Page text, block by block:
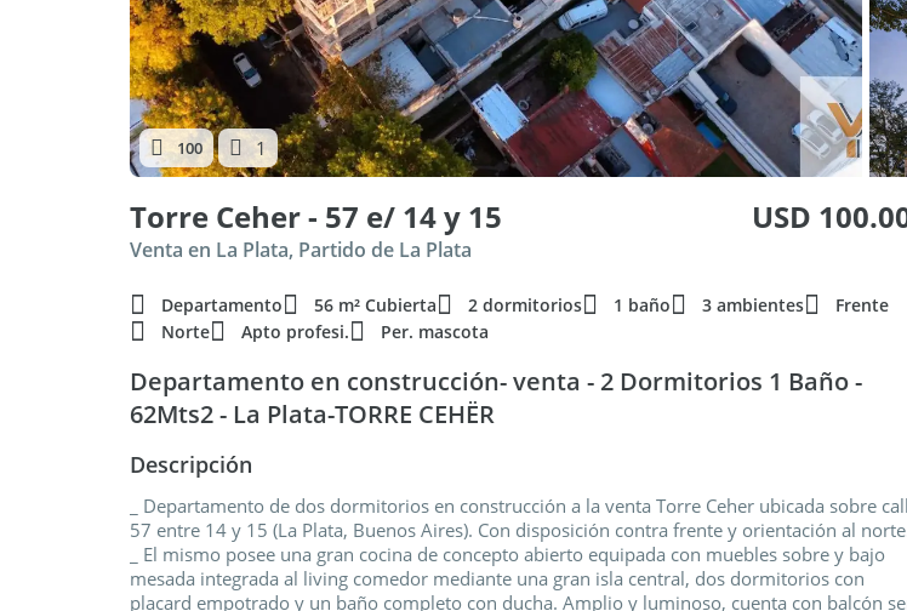
100 1
Torre Ceher - 57 e/ 14 y 15 USD
Venta en La Plata, Partido de La Plata
Departamento 56 m² Cubierta 2 dormitorios 1 baño 3 ambientes
Frente
Norte
Apto profesi. Per. mascota
Departamento en construcción- venta - 2 Dormitorios 1 Baño -
62Mts2 - La Plata-TORRE CEHËR
Descripción
_ Departamento de dos dormitorios en construcción a la venta Torre Ceher ubicada sobre
57 entre 14 y 15 (La Plata, Buenos Aires). Con disposición contra frente y orientación al
_ El mismo posee una gran cocina de concepto abierto equipada con muebles sobre y bajo
mesada integrada al living comedor mediante una gran isla central, dos dormitorios con
placard empotrado y un baño completo con ducha. Amplio y luminoso, cuenta con balcón